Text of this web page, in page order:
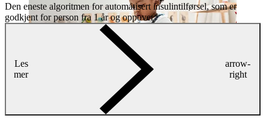
Den eneste algoritmen for automatisert insulintilførsel, som er
godkjent for person fra 1 år og oppover*
Les
mer
arrow-
right